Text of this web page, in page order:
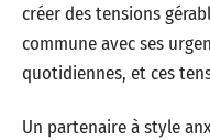
créer des tensions
commune avec ses
quotidiennes, et ces
Un partenaire à style